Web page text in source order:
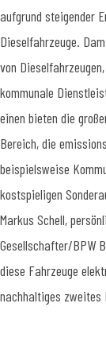
aufgrund steigender
Dieselfahrzeuge.
von
kommunale
einen bieten die
Bereich, die
beispielsweise
kostspieligen
Markus Schell,
Gesellschafter/BPW
diese Fahrzeuge
nachhaltiges zweites